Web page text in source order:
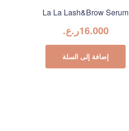
La La Lash&Brow Serum
16.000ر.ع.
إضافة إلى السلة